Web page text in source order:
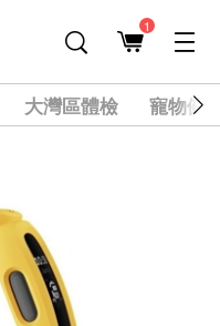
1
大灣區體檢 寵物健